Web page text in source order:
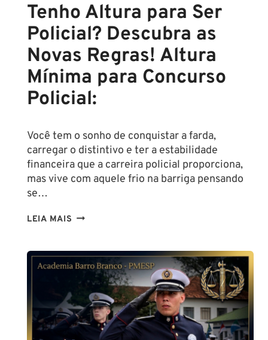
Tenho Altura para Ser
Policial? Descubra as
Novas Regras! Altura
Mínima para Concurso
Policial:
Você tem o sonho de conquistar a farda,
carregar o distintivo e ter a estabilidade
financeira que a carreira policial proporciona,
mas vive com aquele frio na barriga pensando
se…
LEIA MAIS TENHO
SER
POLICIAL?
DESCUBRA
AS
NOVAS
REGRAS!